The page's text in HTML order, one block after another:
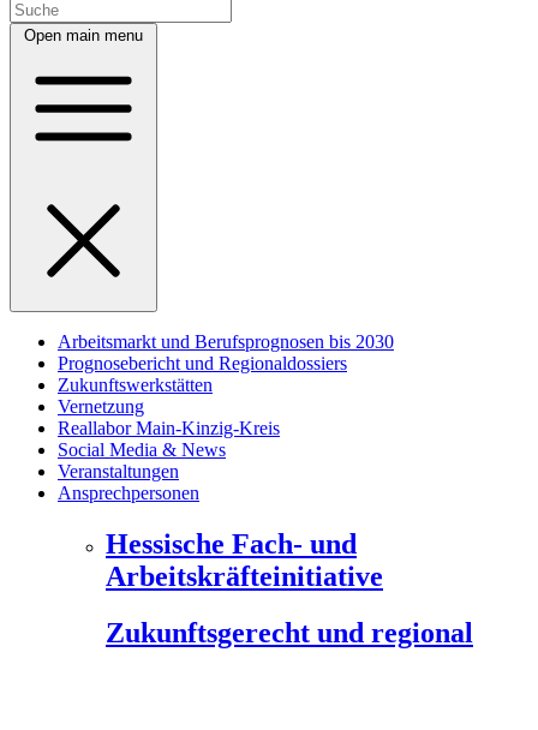
Open main menu
Arbeitsmarkt und Berufsprognosen bis 2030
Prognosebericht und Regionaldossiers
Zukunftswerkstätten
Vernetzung
Reallabor Main-Kinzig-Kreis
Social Media & News
Veranstaltungen
Ansprechpersonen
Hessische Fach- und
Arbeitskräfteinitiative
Zukunftsgerecht und regional